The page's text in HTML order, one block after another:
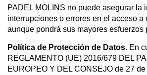
PADEL MOLINS no puede asegurar la
interrupciones o errores en el acceso a
aunque pondrá sus mayores esfuerzos
Política de Protección de Datos. En
REGLAMENTO (UE) 2016/679 DEL
EUROPEO Y DEL CONSEJO de 27